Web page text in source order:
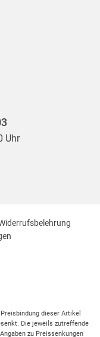
Uhr
dieser Artikel
Die jeweils zutreffende
zu Preissenkungen